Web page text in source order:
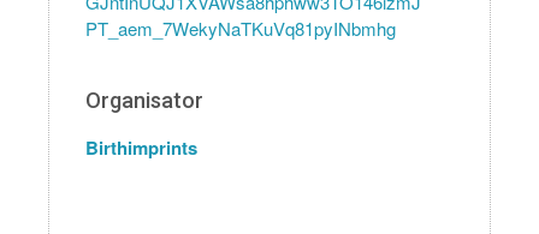
PT_aem_7WekyNaTKuVq81pyINbmhg
Organisator
Birthimprints